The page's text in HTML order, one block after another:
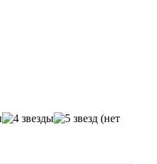
(нет